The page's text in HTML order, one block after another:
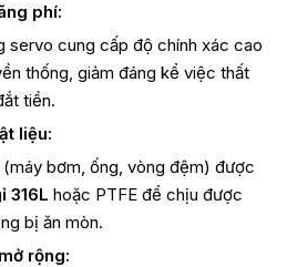
phí:
servo cung cấp độ chính xác cao
thống, giảm đáng kể việc thất
tiền.
liệu:
bơm, ống, vòng đệm) được
316L hoặc PTFE để chịu được
bị ăn mòn.
rộng: